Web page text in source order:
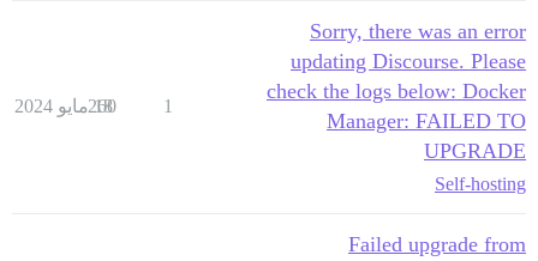
Sorry, there was an error
updating Discourse. Please
check the logs below: Docker
Manager: FAILED TO
UPGRADE
Self-hosting
1
260
18 مايو 2024
Failed upgrade from